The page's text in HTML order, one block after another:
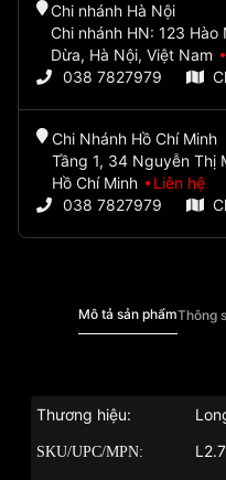
Chi nhánh Hà Nội
Chi nhánh HN: 123
Dừa, Hà Nội, Việt Nam
038 7827979
Chi Nhánh Hồ Chí Minh
Tầng 1, 34 Nguyễn Thị
Hồ Chí Minh
Liên hệ
038 7827979
Mô tả sản phẩmThông
Thương hiệu:
SKU/UPC/MPN: